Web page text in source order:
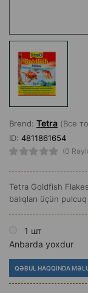
Brend: Tetra (Все
ID: 4811861654
(0
Tetra Goldfish
balıqları üçün
1 шт
Anbarda yoxdur
QƏBUL HAQQINDA